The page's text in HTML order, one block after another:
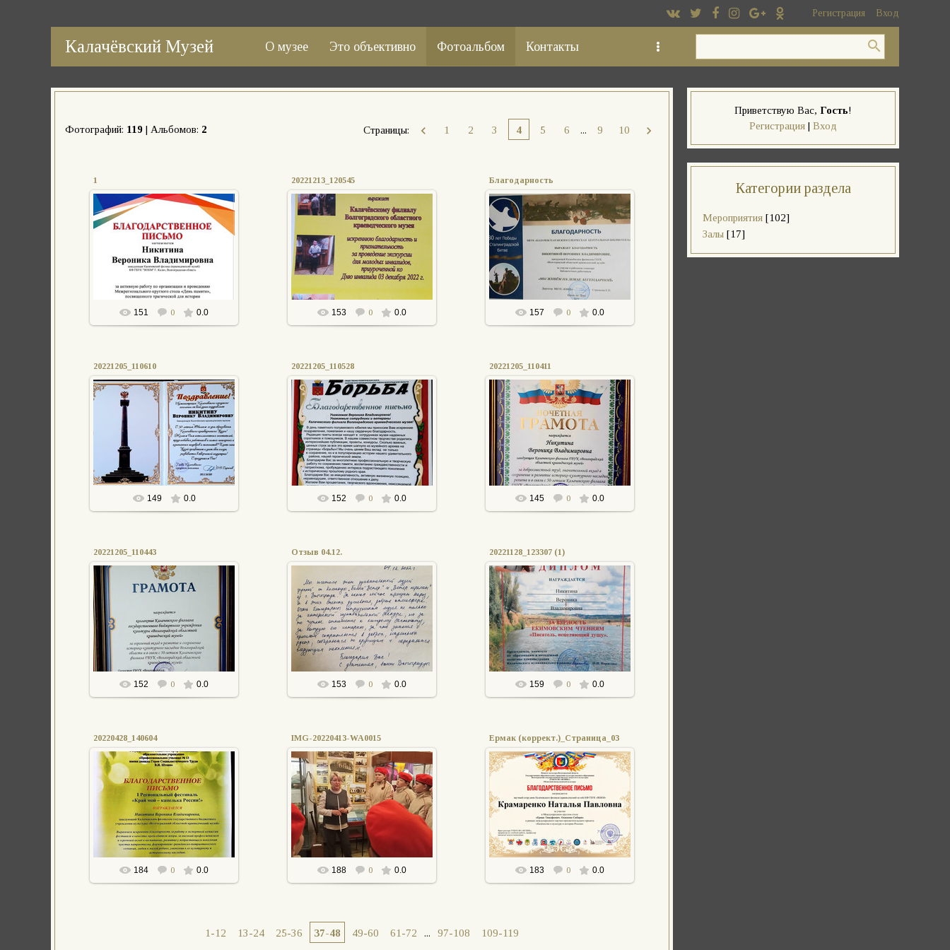
Регистрация Вход
Калачёвский Музей О музее Это объективно Фотоальбом Контакты
Фотографий: 119 | Альбомов: 2 Страницы: 1 2 3 4 5 6 ... 9 10
1
21.02.2023
АПыркова
151 0 0.0
20221213_120545
13.12.2022
АПыркова
153 0 0.0
Благодарность
12.12.2022
АПыркова
157 0 0.0
20221205_110610
05.12.2022
АПыркова
149 0.0
20221205_110528
05.12.2022
АПыркова
152 0 0.0
20221205_110411
05.12.2022
АПыркова
145 0 0.0
20221205_110443
АПыркова
152 0 0.0
Отзыв 04.12.
04.12.2022
АПыркова
153 0 0.0
20221128_123307 (1)
28.11.2022
АПыркова
159 0 0.0
20220428_140604
28.04.2022
АПыркова
184 0 0.0
IMG-20220413-WA0015
15.04.2022
Советская СШ
АПыркова
188 0 0.0
Ермак (коррект.)_Страница_03
05.04.2022
АПыркова
183 0 0.0
1-12 13-24 25-36 37-48 49-60 61-72 ... 97-108 109-119
Приветствую Вас, Гость!
Регистрация | Вход
Категории раздела
Мероприятия [102]
Залы [17]